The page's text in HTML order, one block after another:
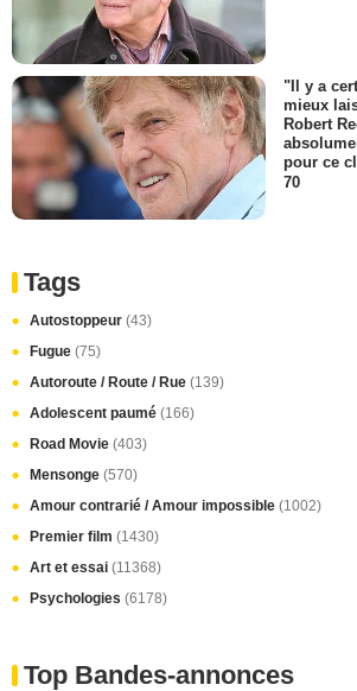
"Il y a
mieux
Robert
pour ce
70
Tags
Autostoppeur (43)
Fugue (75)
Autoroute / Route / Rue (139)
Adolescent paumé (166)
Road Movie (403)
Mensonge (570)
Amour contrarié / Amour impossible (1002)
Premier film (1430)
Art et essai (11368)
Psychologies (6178)
Top Bandes-annonces